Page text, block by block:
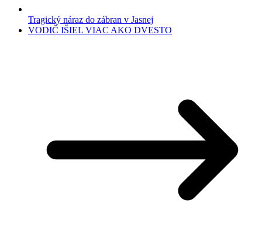
Tragický náraz do zábran v Jasnej
VODIČ IŠIEL VIAC AKO DVESTO